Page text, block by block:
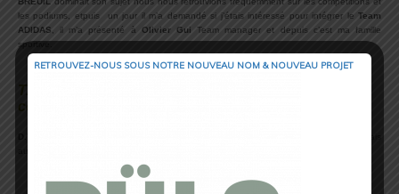
les podiums, etpuis un jour il m’a demandé si j’étais intéressé pour intégrer le Team
ADIDAS , il m’a présenté à Olivier Gui Team manager et depuis c’est ma famille
sportive.
T.S : Une dernière pour la route. Que dirais-tu à ton
compère Benoit et Romuald ?
RETROUVEZ-NOUS SOUS NOTRE NOUVEAU NOM & NOUVEAU PROJET